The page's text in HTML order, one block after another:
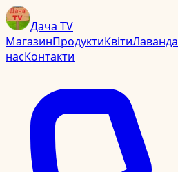
Дача TV
МагазинПродуктиКвітиЛаванда
насКонтакти